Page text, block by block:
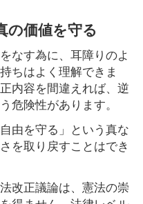
価値を守る
なす為に、耳障りのよ
ちはよく理解できま
内容を間違えれば、逆
危険性があります。
由を守る」という真な
を取り戻すことはでき
改正議論は、憲法の崇